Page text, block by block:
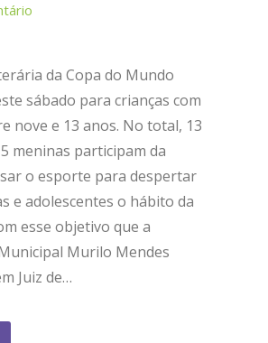
da Copa do Mundo
sábado para crianças com
nove e 13 anos. No total, 13
meninas participam da
o esporte para despertar
e adolescentes o hábito da
esse objetivo que a
Murilo Mendes
Juiz de…